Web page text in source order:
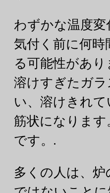
わずかな温度
気付く前に何時
る可能性があり
溶けすぎたガ
い、溶けきれ
筋状になりま
です。.
多くの人は、